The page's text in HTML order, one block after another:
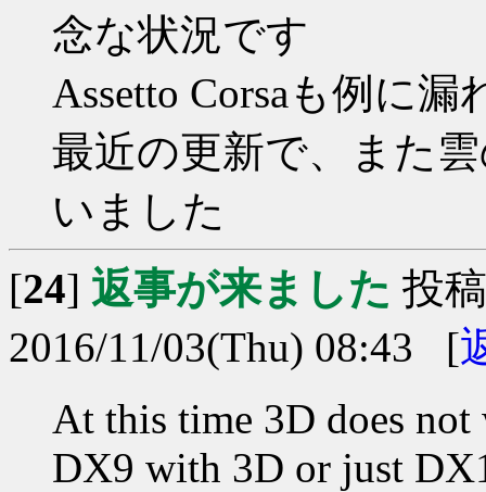
念な状況です
Assetto Corsaも例に漏
最近の更新で、また
いました
[24] 返事が来ました 投
2016/11/03(Thu) 08:43 [
At this time 3D does
DX9 with 3D or just